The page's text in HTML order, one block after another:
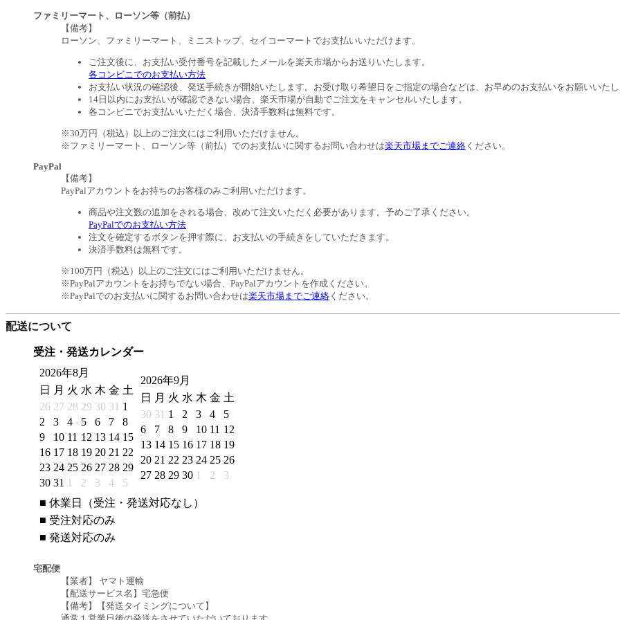
ファミリーマート、ローソン等（前払）
【備考】
ローソン、ファミリーマート、ミニストップ、セイコーマートでお支払いいただけます。
ご注文後に、お支払い受付番号を記載したメールを楽天市場からお送りいたします。
各コンビニでのお支払い方法
お支払い状況の確認後、発送手続きが開始いたします。お受け取り希望日をご指定の場合などは、お早めのお支払いをお願いいた
14日以内にお支払いが確認できない場合、楽天市場が自動でご注文をキャンセルいたします。
各コンビニでお支払いいただく場合、決済手数料は無料です。
※30万円（税込）以上のご注文にはご利用いただけません。
※ファミリーマート、ローソン等（前払）でのお支払いに関するお問い合わせは楽天市場までご連絡 ください。
PayPal
【備考】
PayPalアカウントをお持ちのお客様のみご利用いただけます。
商品や注文数の追加をされる場合、改めて注文いただく必要があります。予めご了承ください。
PayPalでのお支払い方法
注文を確定するボタンを押す際に、お支払いの手続きをしていただきます。
決済手数料は無料です。
※100万円（税込）以上のご注文にはご利用いただけません。
※PayPalアカウントをお持ちでない場合、PayPalアカウントを作成ください。
※PayPalでのお支払いに関するお問い合わせは楽天市場までご連絡 ください。
配送について
受注・発送カレンダー
2026年8月
日
月 火 水 木 金 土
26 27 28 29 30 31 1
2
3 4 5 6 7
8
9
10 11 12 13 14 15
16 17 18 19 20 21 22
23 24 25 26 27 28 29
30 31 1 2 3 4 5
2026年9月
日
月 火 水 木 金 土
30 31 1 2 3 4
5
6
7 8 9 10 11 12
13 14 15 16 17 18 19
20 21 22 23 24 25 26
27 28 29 30 1 2 3
■ 休業日（受注・発送対応なし）
■ 受注対応のみ
■ 発送対応のみ
宅配便
【業者】 ヤマト運輸
【配送サービス名】宅急便
【備考】【発送タイミングについて】
通常１営業日後の発送をさせていただいております。